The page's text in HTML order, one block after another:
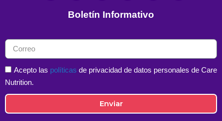
Boletín Informativo
Acepto las políticas de privacidad de datos personales de Care
Nutrition.
Enviar